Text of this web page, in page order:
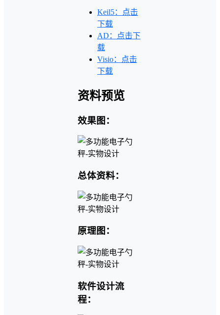
Keil5：点击
下载
AD：点击下
载
Visio：点击
下载
资料预览
效果图：
总体资料：
原理图：
软件设计流
程：